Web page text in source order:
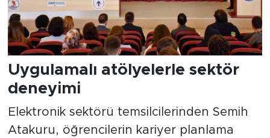
Uygulamalı atölyelerle sektör
deneyimi
Elektronik sektörü temsilcilerinden Semih
Atakuru, öğrencilerin kariyer planlama